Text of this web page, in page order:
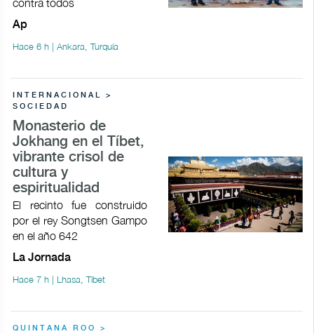
Ap
Hace 6 h | Ankara, Turquía
INTERNACIONAL >
SOCIEDAD
Monasterio de
Jokhang en el Tíbet,
vibrante crisol de
cultura y
espiritualidad
El recinto fue construido
por el rey Songtsen Gampo
en el año 642
La Jornada
Hace 7 h | Lhasa, Tíbet
QUINTANA ROO >